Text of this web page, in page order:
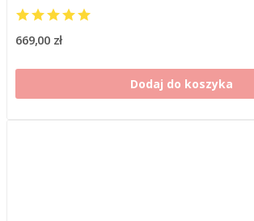
669,00 zł
Dodaj do koszyka